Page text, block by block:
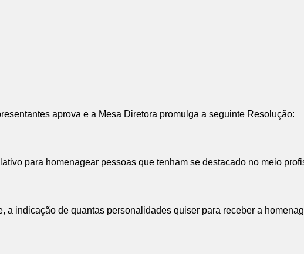
aprova e a Mesa Diretora promulga a seguinte Resolução:
para homenagear pessoas que tenham se destacado no meio
a indicação de quantas personalidades quiser para receber a